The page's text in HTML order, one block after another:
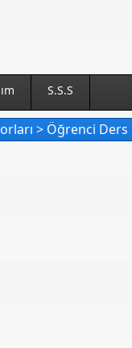
S.S.S
> Öğrenci